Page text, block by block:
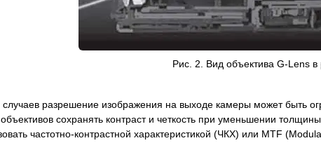
Рис. 2. Вид объектива G-Lens в
разрешение изображения на выходе камеры может быть
сохранять контраст и четкость при уменьшении
частотно-контрастной характеристикой (ЧКХ) или MTF